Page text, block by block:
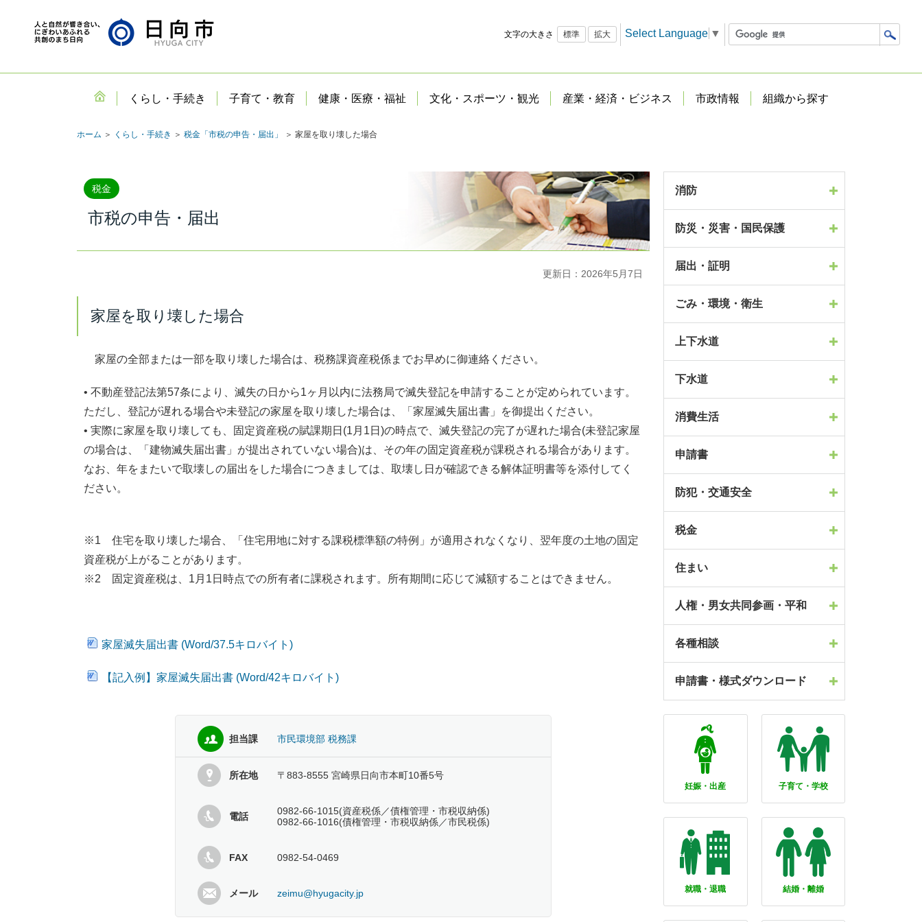
文字の大きさ 標準 拡大 Select Language ▼
くらし・手続き 子育て・教育 健康・医療・福祉 文化・スポーツ・観光 産業・経済・ビジネス 市政情報 組織から探す
ホーム ＞ くらし・手続き ＞ 税金「市税の申告・届出」 ＞ 家屋を取り壊した場合
税金
市税の申告・届出
更新日：2026年5月7日
家屋を取り壊した場合
家屋の全部または一部を取り壊した場合は、税務課資産税係までお早めに御連絡ください。
• 不動産登記法第57条により、滅失の日から1ヶ月以内に法務局で滅失登記を申請することが定められています。
ただし、登記が遅れる場合や未登記の家屋を取り壊した場合は、「家屋滅失届出書」を御提出ください。
• 実際に家屋を取り壊しても、固定資産税の賦課期日(1月1日)の時点で、滅失登記の完了が遅れた場合(未登記家屋
の場合は、「建物滅失届出書」が提出されていない場合)は、その年の固定資産税が課税される場合があります。
なお、年をまたいで取壊しの届出をした場合につきましては、取壊し日が確認できる解体証明書等を添付してく
ださい。
※1 住宅を取り壊した場合、「住宅用地に対する課税標準額の特例」が適用されなくなり、翌年度の土地の固定
資産税が上がることがあります。
※2 固定資産税は、1月1日時点での所有者に課税されます。所有期間に応じて減額することはできません。
家屋滅失届出書 (Word/37.5キロバイト)
【記入例】家屋滅失届出書 (Word/42キロバイト)
担当課 市民環境部 税務課
所在地 〒883-8555 宮崎県日向市本町10番5号
電話
0982-66-1015(資産税係／債権管理・市税収納係)
0982-66-1016(債権管理・市税収納係／市民税係)
FAX 0982-54-0469
メール zeimu@hyugacity.jp
消防
防災・災害・国民保護
届出・証明
ごみ・環境・衛生
上下水道
下水道
消費生活
申請書
防犯・交通安全
税金
住まい
人権・男女共同参画・平和
各種相談
申請書・様式ダウンロード
妊娠・出産 子育て・学校
就職・退職 結婚・離婚